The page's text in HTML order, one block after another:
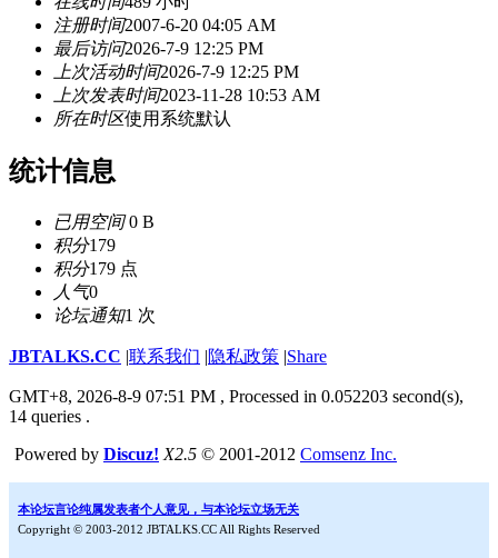
注册时间2007-6-20 04:05 AM
最后访问2026-7-9 12:25 PM
上次活动时间2026-7-9 12:25 PM
上次发表时间2023-11-28 10:53 AM
所在时区使用系统默认
统计信息
已用空间0 B
积分179
积分179 点
人气0
论坛通知1 次
JBTALKS.CC |联系我们 |隐私政策 |Share
GMT+8, 2026-8-9 07:51 PM , Processed in 0.052203 second(s),
14 queries .
Powered by Discuz! X2.5 © 2001-2012 Comsenz Inc.
本论坛言论纯属发表者个人意见，与本论坛立场无关
Copyright © 2003-2012 JBTALKS.CC All Rights Reserved